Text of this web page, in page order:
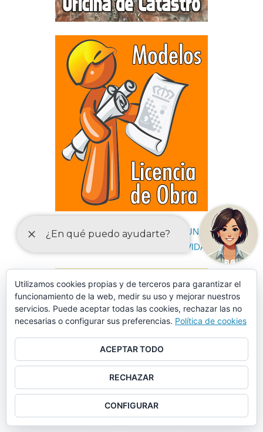
DECLARACIONES RESPONSABLES Y COMUNICACIONES
PREVIAS PARA EL EJERCICIO DE ACTIVIDADES
Utilizamos cookies propias y de terceros para garantizar el
funcionamiento de la web, medir su uso y mejorar nuestros
servicios. Puede aceptar todas las cookies, rechazar las no
necesarias o configurar sus preferencias. Política de cookies
ACEPTAR TODO
RECHAZAR
CONFIGURAR